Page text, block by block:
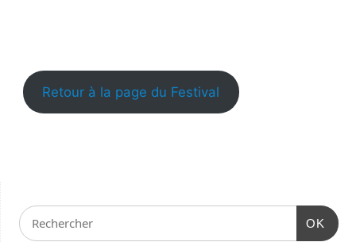
Retour à la page du Festival
OK